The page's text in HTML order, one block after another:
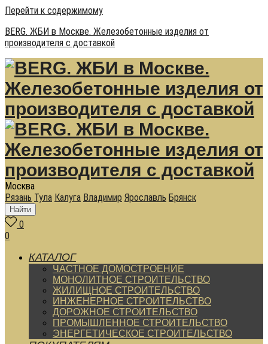
Перейти к содержимому
BERG. ЖБИ в Москве. Железобетонные изделия от
производителя с доставкой
Москва
Рязань Тула Калуга Владимир Ярославль Брянск
Найти
0
0
КАТАЛОГ
ЧАСТНОЕ ДОМОСТРОЕНИЕ
МОНОЛИТНОЕ СТРОИТЕЛЬСТВО
ЖИЛИЩНОЕ СТРОИТЕЛЬСТВО
ИНЖЕНЕРНОЕ СТРОИТЕЛЬСТВО
ДОРОЖНОЕ СТРОИТЕЛЬСТВО
ПРОМЫШЛЕННОЕ СТРОИТЕЛЬСТВО
ЭНЕРГЕТИЧЕСКОЕ СТРОИТЕЛЬСТВО